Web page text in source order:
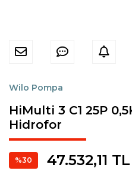
Wilo Pompa
HiMulti 3 C1 25P
Hidrofor
%30 47.532,11 TL